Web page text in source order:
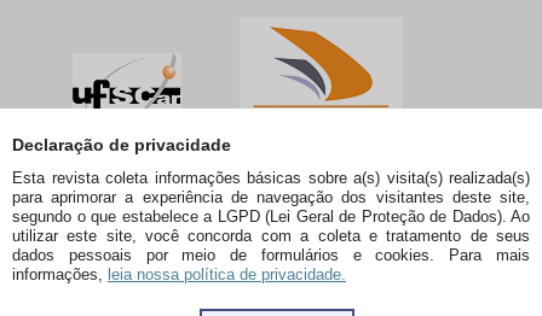
Declaração de privacidade
Esta revista coleta informações básicas sobre a(s) visita(s) realizada(s)
para aprimorar a experiência de navegação dos visitantes deste site,
segundo o que estabelece a LGPD (Lei Geral de Proteção de Dados). Ao
utilizar este site, você concorda com a coleta e tratamento de seus
dados pessoais por meio de formulários e cookies. Para mais
informações, leia nossa política de privacidade.